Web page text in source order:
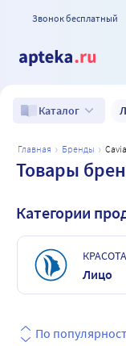
Звонок бесплатный
Каталог
главная бренды
Товары
Категории
Лицо
По